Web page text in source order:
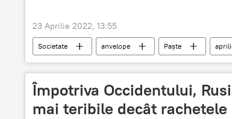
23 Aprilie 2022, 13:55
Societate anvelope Paște
Știri din Moldova
Împotriva Occidentului,
mai teribile decât rachetele